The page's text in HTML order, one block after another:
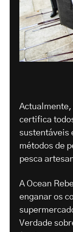
Actualmente,
certifica
sustentáveis
métodos de
pesca
A Ocean
enganar os
Verdade